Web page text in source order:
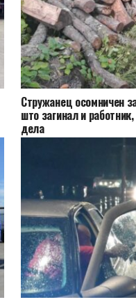
Стружанец осомничен
што загинал и
дела